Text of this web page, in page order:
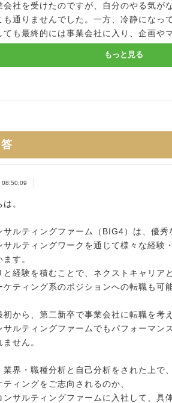
会社を受けたのですが、自分のやる気が
も通りませんでした。一方、冷静になっ
ても最終的には事業会社に入り、企画や
もっと見る
08:50:09
。
サルティングファーム（BIG4）は、優秀
サルティングワークを通じて様々な経験
す。
と経験を積むことで、ネクストキャリア
ケティング系のポジションへの転職も可
初から、第二新卒で事業会社に転職を考
サルティングファームでもパフォーマン
せん。
業界・職種分析と自己分析をされた上で
ティングをご志向されるのか、
ンサルティングファームに入社して、具